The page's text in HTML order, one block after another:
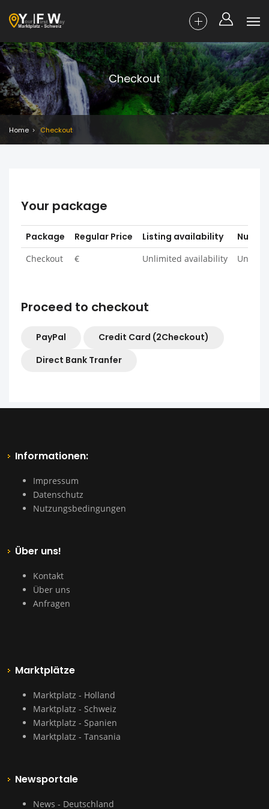
Checkout
Home Checkout
Your package
Package Regular Price Listing availability
Checkout € Unlimited availability
Proceed to checkout
PayPal
Credit Card (2Checkout)
Direct Bank Tranfer
Informationen:
Impressum
Datenschutz
Nutzungsbedingungen
Über uns!
Kontakt
Über uns
Anfragen
Marktplätze
Marktplatz - Holland
Marktplatz - Schweiz
Marktplatz - Spanien
Marktplatz - Tansania
Newsportale
News - Deutschland